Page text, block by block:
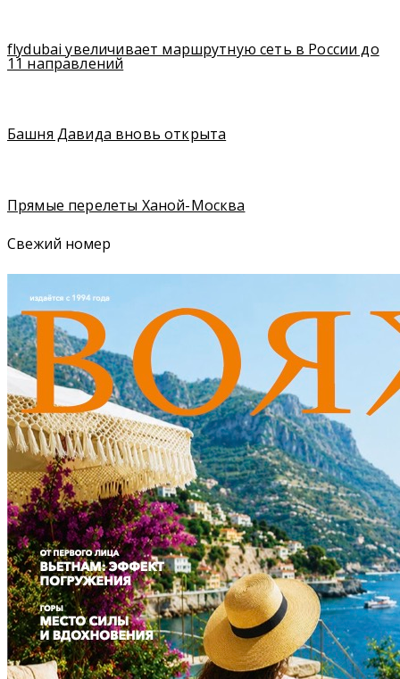
flydubai увеличивает маршрутную сеть в России до
11 направлений
Башня Давида вновь открыта
Прямые перелеты Ханой-Москва
Свежий номер